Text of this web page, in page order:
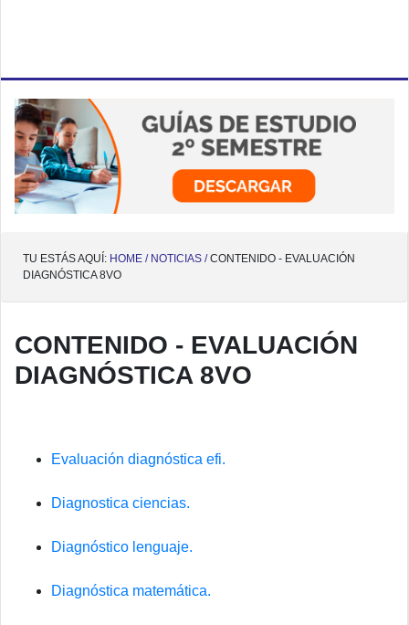
TU ESTÁS AQUÍ: HOME / NOTICIAS / CONTENIDO - EVALUACIÓN
DIAGNÓSTICA 8VO
CONTENIDO - EVALUACIÓN
DIAGNÓSTICA 8VO
Evaluación diagnóstica efi.
Diagnostica ciencias.
Diagnóstico lenguaje.
Diagnóstica matemática.